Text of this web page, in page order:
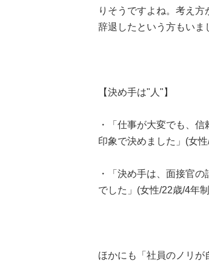
りそうですよね。考え
辞退したという方もいま
【決め手は"人"】
・「仕事が大変でも、
印象で決めました」(女
・「決め手は、面接官
でした」(女性/22歳/4年
ほかにも「社員のノリ